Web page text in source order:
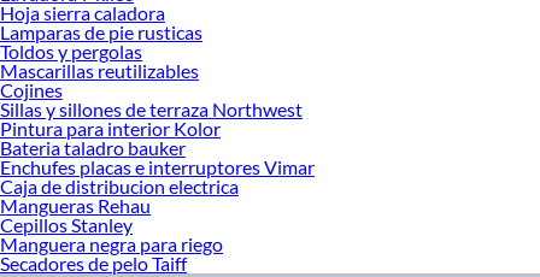
Hoja sierra caladora
Lamparas de pie rusticas
Toldos y pergolas
Mascarillas reutilizables
Cojines
Sillas y sillones de terraza Northwest
Pintura para interior Kolor
Bateria taladro bauker
Enchufes placas e interruptores Vimar
Caja de distribucion electrica
Mangueras Rehau
Cepillos Stanley
Manguera negra para riego
Secadores de pelo Taiff